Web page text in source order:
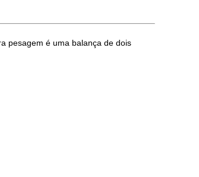
pesagem é uma balança de dois